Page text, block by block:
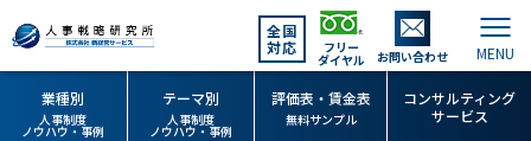
全国
対応
フリー
ダイヤル お問い合わせ
業種別
人事制度
ノウハウ・事例
テーマ別
人事制度
ノウハウ・事例
評価表・賃金表
無料サンプル
コンサルティング
サービス